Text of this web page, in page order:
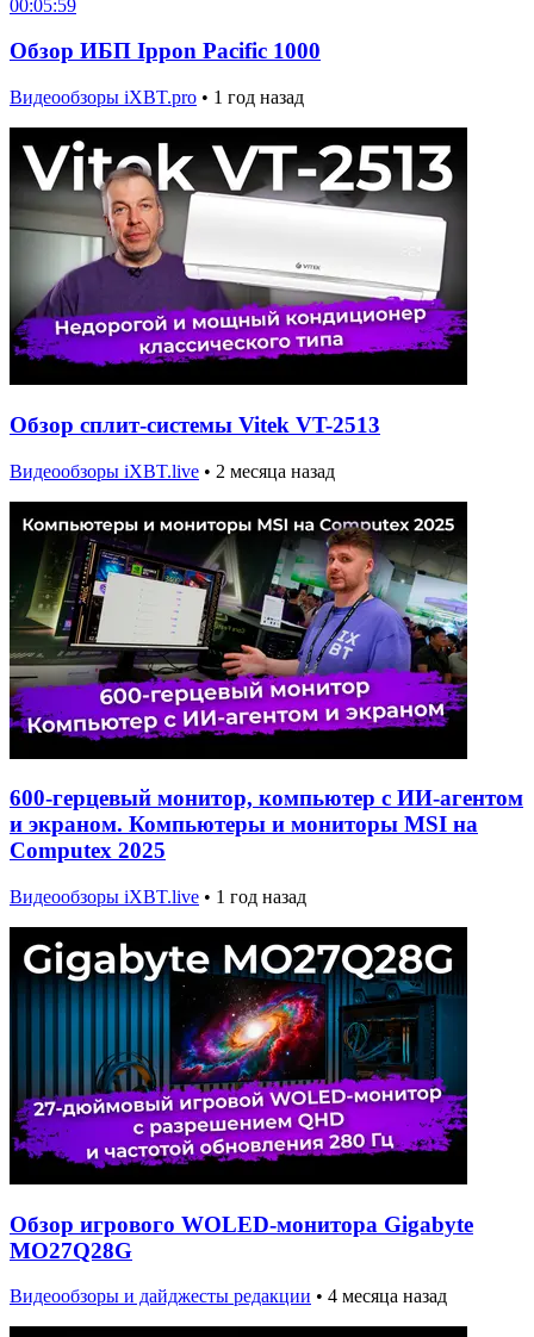
00:05:59
Обзор ИБП Ippon Pacific 1000
Видеообзоры iXBT.pro • 1 год назад
Обзор сплит-системы Vitek VT-2513
Видеообзоры iXBT.live • 2 месяца назад
600-герцевый монитор, компьютер с ИИ-агентом
и экраном. Компьютеры и мониторы MSI на
Computex 2025
Видеообзоры iXBT.live • 1 год назад
Обзор игрового WOLED-монитора Gigabyte
MO27Q28G
Видеообзоры и дайджесты редакции • 4 месяца назад